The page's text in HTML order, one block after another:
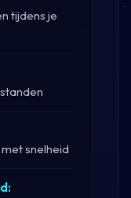
tijdens je
snelheid